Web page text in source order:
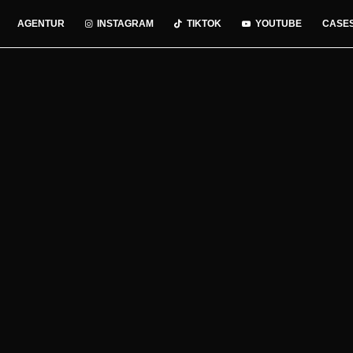
AGENTUR INSTAGRAM TIKTOK YOUTUBE